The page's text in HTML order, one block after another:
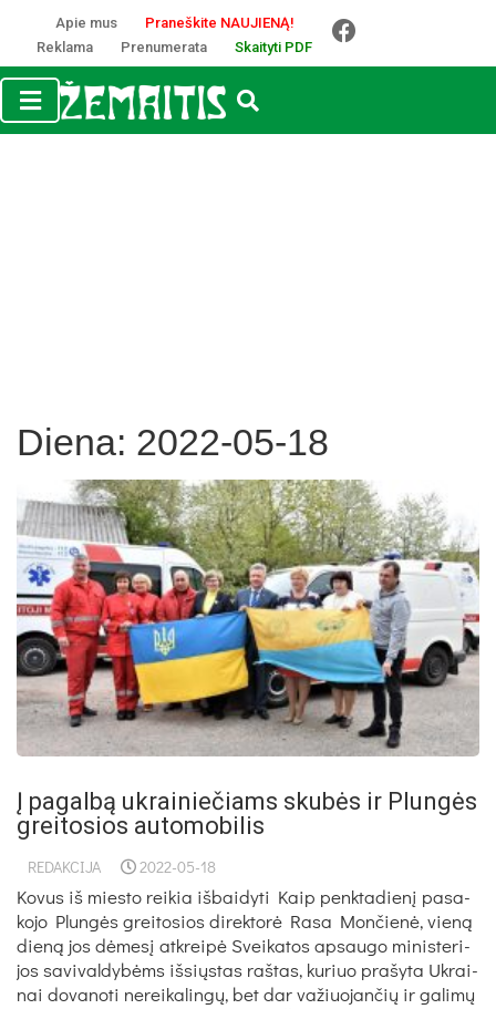
Apie mus
Praneškite NAUJIENĄ!
Reklama
Prenumerata Skaityti PDF
Diena: 2022-05-18
Į pagalbą ukrainiečiams skubės ir Plungės
greitosios automobilis
REDAKCIJA 2022-05-18
Kovus iš miesto reikia išbaidyti Kaip penk­ta­dienį pa­sa­
ko­jo Plungės grei­to­sios di­rek­torė Ra­sa Mon­čienė, vieną
dieną jos dėmesį at­kreipė Svei­ka­tos ap­sau­go mi­nis­te­ri­
jos sa­vi­val­dybėms iš­siųs­tas raš­tas, ku­riuo pra­šy­ta Uk­rai­
nai do­va­no­ti ne­rei­ka­lingų, bet dar va­žiuo­jan­čių ir ga­limų